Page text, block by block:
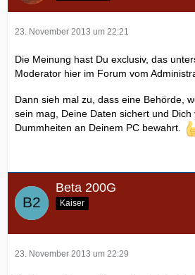
23. November 2013 um 22:21
Die Meinung hast Du exclusiv, das
Moderator hier im Forum vom
Dann sieh mal zu, dass eine Behörde,
sein mag, Deine Daten sichert und Dich
Dummheiten an Deinem PC bewahrt.
Beta 200G
Kaiser
23. November 2013 um 22:29